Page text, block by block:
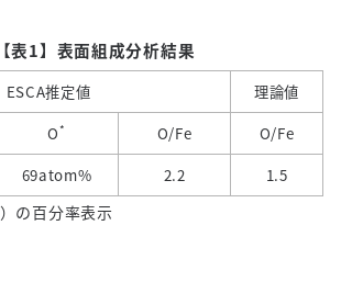
【表1】表面組成分析結果
ESCA推定値
理論値
O* O/Fe
O/Fe
69atom% 2.2 1.5
）の百分率表示